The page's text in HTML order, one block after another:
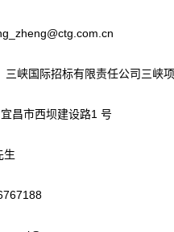
三峡国际招标有限责任公司三峡
昌市西坝建设路1 号
生